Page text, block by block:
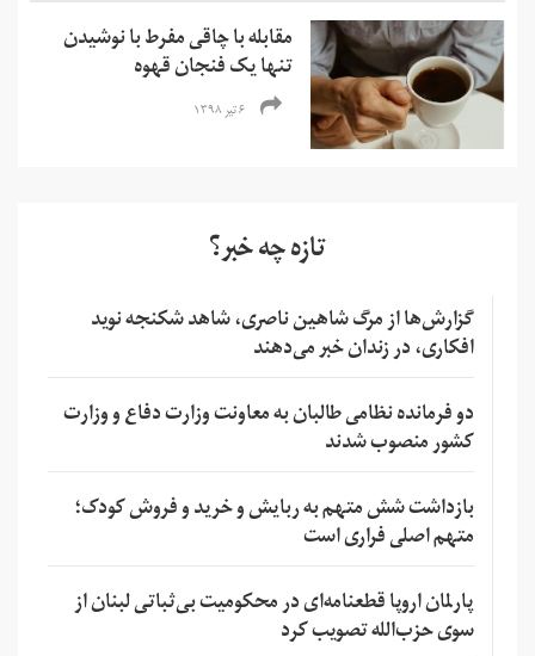
مقابله با چاقی مفرط با نوشیدن
تنها یک فنجان قهوه
۶ تیر ۱۳۹۸
تازه چه خبر؟
گزارش‌ها از مرگ شاهین ناصری، شاهد شکنجه نوید
افکاری، در زندان خبر می‌دهند
دو فرمانده نظامی طالبان به معاونت وزارت دفاع و وزارت
کشور منصوب شدند
بازداشت شش متهم به ربایش و خرید و فروش کودک؛
متهم اصلی فراری است
پارلمان اروپا قطعنامه‌ای در محکومیت بی‌ثباتی لبنان از
سوی حزب‌الله تصویب کرد